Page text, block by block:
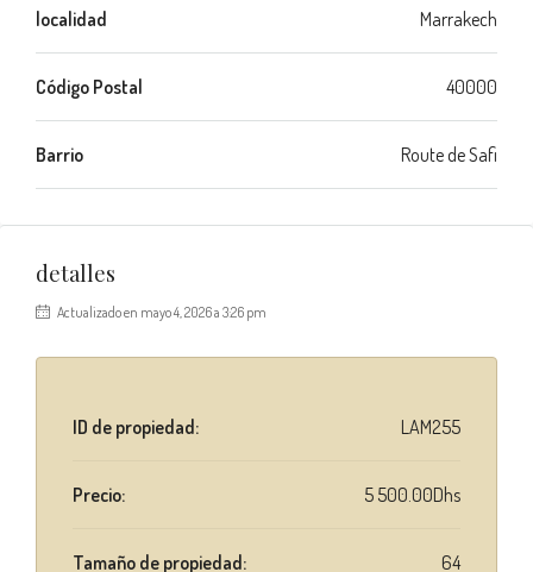
localidad Marrakech
Código Postal 40000
Barrio Route de Safi
detalles
Actualizado en mayo 4, 2026 a 3:26 pm
ID de propiedad: LAM255
Precio: 5 500.00Dhs
Tamaño de propiedad: 64